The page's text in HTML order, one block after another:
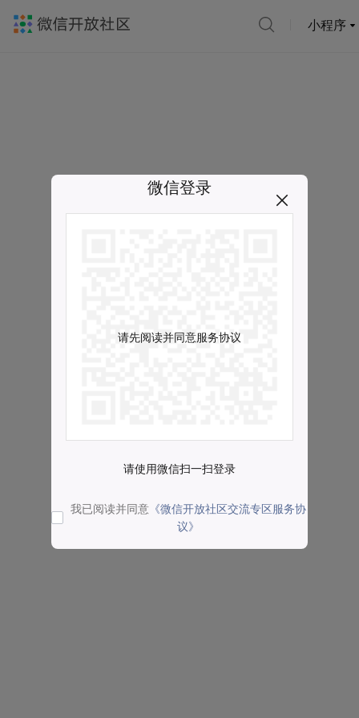
小程序
微信登录
请先阅读并同意服务协议
请使用微信扫一扫登录
我已阅读并同意 《微信开放社区交流专区服务协
议》